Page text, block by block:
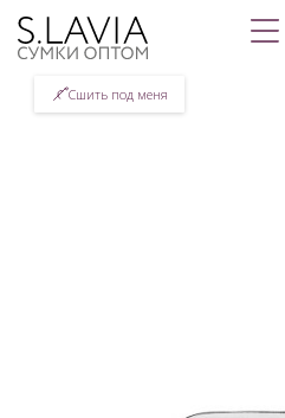
Сшить под меня